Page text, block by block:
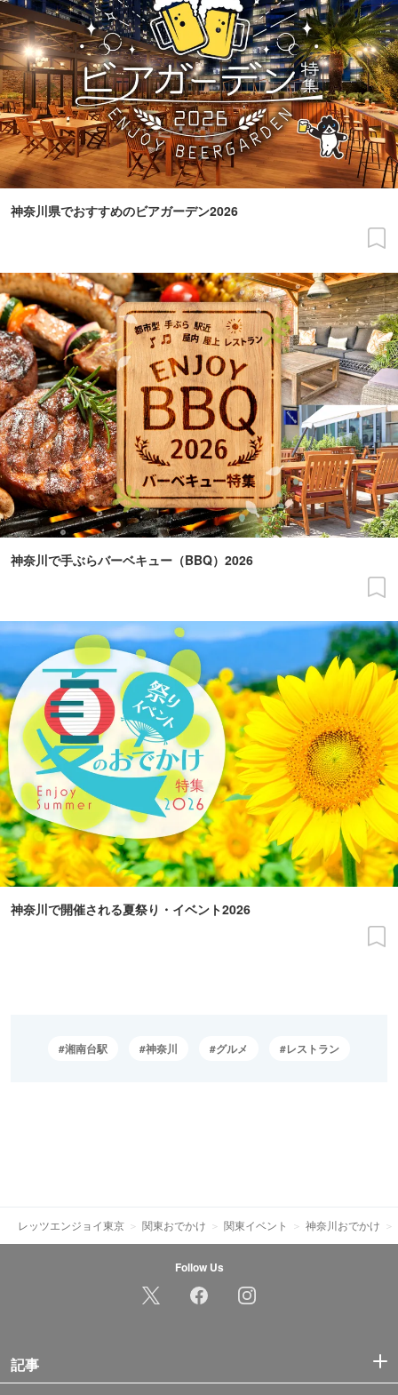
神奈川県でおすすめのビアガーデン2026
神奈川で手ぶらバーベキュー（BBQ）2026
神奈川で開催される夏祭り・イベント2026
湘南台駅 神奈川 グルメ レストラン
レッツエンジョイ東京 関東おでかけ 関東イベント 神奈川おでかけ
Follow Us
記事